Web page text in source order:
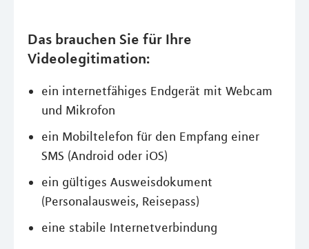
Das brauchen Sie für Ihre
Videolegitimation:
ein internetfähiges Endgerät mit Webcam
und Mikrofon
ein Mobiltelefon für den Empfang einer
SMS (Android oder iOS)
ein gültiges Ausweisdokument
(Personalausweis, Reisepass)
eine stabile Internetverbindung